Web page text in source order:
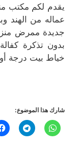
يقدم لكم مكتب
عماله من الهند
جديدة ممرض
خياط بيت درجة
شارك هذا الموضوع: